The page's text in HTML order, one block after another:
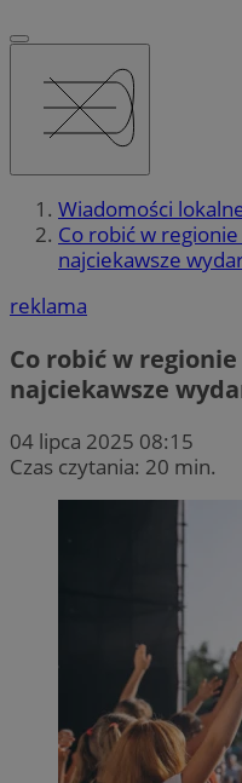
Wiadomości
Co robić w
najciekawsze
reklama
Co robić w
najciekawsze
04 lipca 2025 08:15
Czas czytania: 20 min.